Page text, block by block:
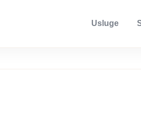
Usluge